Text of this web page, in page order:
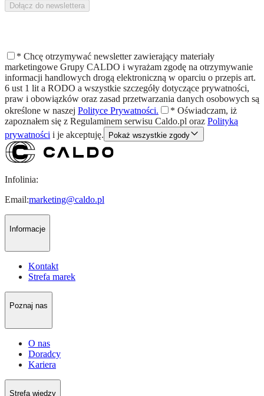
Dołącz do newslettera
* Chcę otrzymywać newsletter zawierający materiały
marketingowe Grupy CALDO i wyrażam zgodę na otrzymywanie
informacji handlowych drogą elektroniczną w oparciu o przepis art.
6 ust 1 lit a RODO a wszystkie szczegóły dotyczące prywatności,
praw i obowiązków oraz zasad przetwarzania danych osobowych są
określone w naszej Polityce Prywatności. * Oświadczam, iż
zapoznałem się z Regulaminem serwisu Caldo.pl oraz Polityką
prywatności i je akceptuję. Pokaż wszystkie zgody
Infolinia:
Email:marketing@caldo.pl
Informacje
Kontakt
Strefa marek
Poznaj nas
O nas
Doradcy
Kariera
Strefa wiedzy